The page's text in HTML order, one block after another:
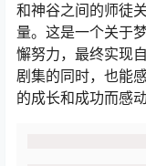
和神谷之间的师徒
量。这是一个关于
懈努力，最终实现
剧集的同时，也能
的成长和成功而感动